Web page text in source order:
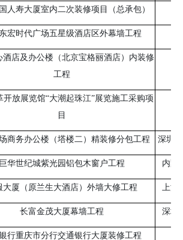
人寿大厦室内二次装修项目（总承包）
宏时代广场五星级酒店区外幕墙工程
酒店及办公楼（北京宝格丽酒店）内装修
工程
开放展览馆“大潮起珠江”展览施工采购项
目
商务办公楼（塔楼二）精装修分包工程 深圳
巨华世纪城紫光园铝包木窗户工程 内蒙
大厦（原兰生大酒店）外墙大修工程 上海
长富金茂大厦幕墙工程 深圳
行重庆市分行交通银行大厦装修工程